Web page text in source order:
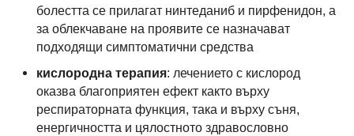
болестта се прилагат нинтеданиб и пирфенидон, а
за облекчаване на проявите се назначават
подходящи симптоматични средства
кислородна терапия: лечението с кислород
оказва благоприятен ефект както върху
респираторната функция, така и върху съня,
енергичността и цялостното здравословно